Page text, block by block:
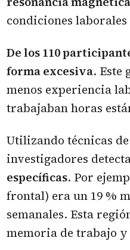
condiciones
De los 110
forma excesiva. Este
menos experiencia
trabajaban horas
Utilizando técnicas
investigadores
específicas. Por
frontal) era un 19 %
semanales. Esta
memoria de trabajo y